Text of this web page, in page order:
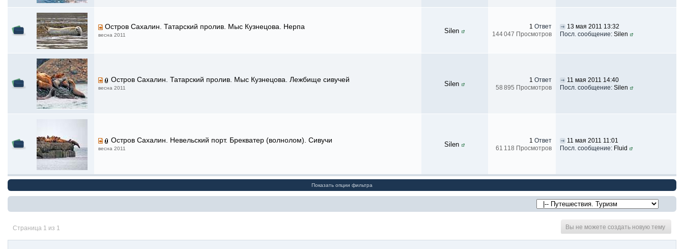
Остров Сахалин. Татарский пролив. Мыс Кузнецова. Нерпа
весна 2011
Silen
1 Ответ
144 047 Просмотров
13 мая 2011 13:32
Посл. сообщение: Silen
Остров Сахалин. Татарский пролив. Мыс Кузнецова. Лежбище сивучей
весна 2011
Silen 1 Ответ
58 895 Просмотров
11 мая 2011 14:40
Посл. сообщение: Silen
Остров Сахалин. Невельский порт. Брекватер (волнолом). Сивучи
весна 2011
Silen 1 Ответ
61 118 Просмотров
11 мая 2011 11:01
Посл. сообщение: Fluid
Показать опции фильтра
Страница 1 из 1 Вы не можете создать новую тему